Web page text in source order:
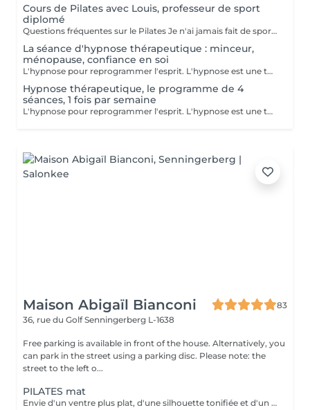
Cours de Pilates avec Louis, professeur de sport
diplomé
Questions fréquentes sur le Pilates Je n'ai jamais fait de sport, puis-je quand même commencer le Pilates ? Oui, absolument ! Le Pilates est une méthode douce et progressive. Chaque mouvement peut être adapté à votre niveau, que vous soyez débutante ou que vous repreniez après une longue pause. Le Pilates est-il adapté à la ménopause ? Oui, le Pilates est particulièrement recommandé pendant la ménopause. Il aide à préserver la masse musculaire, renforce le plancher pelvien, améliore la posture et soulage les douleurs articulaires. Il contribue aussi à mieux gérer le stress et les variations d'humeur. Est-ce que je vais transpirer ou perdre du poids avec le Pilates ? Le Pilates ne fait pas transpirer comme un cours de cardio, mais il tonifie en profondeur, affine la silhouette, améliore le métabolisme et vous aide à vous sentir plus légère, plus dynamique et plus à l'aise dans votre corps. Combien de personnes par cours ? Maximum 8 personnes. Je tiens à proposer un encadrement personnalisé, dans une ambiance conviviale et bienveillante. Que dois-je apporter pour le cours ? Une tenue confortable, une bouteille d'eau, un tapis et c'est tout ! Le matériel (ballons, élastiques...) est fourni. Témoignage d'une cliente Elles en parlent le mieux "À 52 ans, je cherchais une activité pour me remettre en mouvement sans me blesser. Les cours de Pilates avec Mélanie ont changé ma relation à mon corps. Je me tiens plus droite, j'ai moins mal au dos, et surtout je me sens bien dans ma peau. Merci pour ta douceur et ta bienveillance à chaque séance." Envie d'essayer ? Les cours , d'une durée de 50 minutes,ont lieu au Centre Naturel Beauté by Mélanie avec Louis professeur de sport diplomé Les mardis à 18h Les jeudi à 14h Les samedis à 9h
La séance d'hypnose thérapeutique : minceur,
ménopause, confiance en soi
L'hypnose pour reprogrammer l'esprit. L'hypnose est une technique qui agit sur le subconscient pour : - modifier les comportements alimentaires : manger moins, éviter les grignotages, réduire les compulsons sucrées, ressentir la satiété, etre à l'écoute des signaux envoyer par son corps - renforcer la motivation et la confiance en soi dans votre démarche minceur - diminuer les facteurs émotionnels liés à la prise de poids, comme le stress, l'anxiété, le surmenage, le sentiment d'etre débordée.. En instaurant un nouveau rapport à la nourriture et en travaillant sur les blocages émotionnels, le manque de confiance en soi et de motivation, l'hypnose accompagne pour des résultats durables avec un changements de comportements sains et naturels
Hypnose thérapeutique, le programme de 4
séances, 1 fois par semaine
L'hypnose pour reprogrammer l'esprit. L'hypnose est une technique qui agit sur le subconscient pour : - modifier les comportements alimentaires : manger moins, éviter les grignotages, réduire les compulsons sucrées, ressentir la satiété, etre à l'écoute des signaux envoyer par son corps - renforcer la motivation et la confiance en soi dans votre démarche minceur - diminuer les facteurs émotionnels liés à la prise de poids, comme le stress, l'anxiété, le surmenage, le sentiment d'etre débordée.. En instaurant un nouveau rapport à la nourriture et en travaillant sur les blocages émotionnels, le manque de confiance en soi et de motivation, l'hypnose accompagne pour des résultats durables avec un changements de comportements sains et naturels
Maison Abigaïl Bianconi
83
36, rue du GolfSenningerberg L-1638
Free parking is available in front of the house. Alternatively, you
can park in the street using a parking disc. Please note: the
street to the left o...
PILATES mat
Envie d'un ventre plus plat, d'une silhouette tonifiée et d'un regain d'énergie ? Rejoignez mon cours de Pilates Mat en petit groupe ! Chaque séance vous fait travailler les abdominaux profonds, améliore votre posture, soulage le mal de dos et sculpte votre corps efficacement. Avec seulement 5 places disponibles, vous profitez d'un suivi personnalisé et de corrections adaptées pour maximiser vos résultats. Merci de prévoir l'appoint en espèces. 36 rue du Golf L-1638 Senningerberg Parking gratuit Toute réservation non honorée est due. Toute réservation non annulée 48h avant est due.